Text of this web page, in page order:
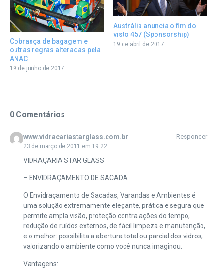
Cobrança de bagagem e
outras regras alteradas pela
ANAC
19 de junho de 2017
Austrália anuncia o fim do
visto 457 (Sponsorship)
19 de abril de 2017
0 Comentários
www.vidracariastarglass.com.br
23 de março de 2011 em 19:22
Responder
VIDRAÇARIA STAR GLASS
– ENVIDRAÇAMENTO DE SACADA
O Envidraçamento de Sacadas, Varandas e Ambientes é
uma solução extremamente elegante, prática e segura que
permite ampla visão, proteção contra ações do tempo,
redução de ruídos externos, de fácil limpeza e manutenção,
e o melhor: possibilita a abertura total ou parcial dos vidros,
valorizando o ambiente como você nunca imaginou.
Vantagens: